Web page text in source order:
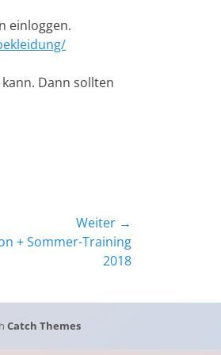
einloggen.
Dann sollten
Weiter →
+ Sommer-Training
2018
Catch Themes